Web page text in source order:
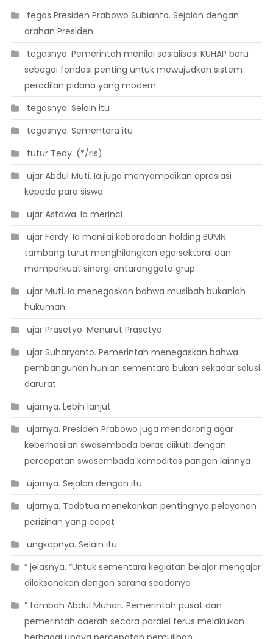
 tegas Presiden Prabowo Subianto. Sejalan dengan
arahan Presiden
 tegasnya. Pemerintah menilai sosialisasi KUHAP baru
sebagai fondasi penting untuk mewujudkan sistem
peradilan pidana yang modern
 tegasnya. Selain itu
 tegasnya. Sementara itu
 tutur Tedy. (*/rls)
 ujar Abdul Muti. Ia juga menyampaikan apresiasi
kepada para siswa
 ujar Astawa. Ia merinci
 ujar Ferdy. Ia menilai keberadaan holding BUMN
tambang turut menghilangkan ego sektoral dan
memperkuat sinergi antaranggota grup
 ujar Muti. Ia menegaskan bahwa musibah bukanlah
hukuman
 ujar Prasetyo. Menurut Prasetyo
 ujar Suharyanto. Pemerintah menegaskan bahwa
pembangunan hunian sementara bukan sekadar solusi
darurat
 ujarnya. Lebih lanjut
 ujarnya. Presiden Prabowo juga mendorong agar
keberhasilan swasembada beras diikuti dengan
percepatan swasembada komoditas pangan lainnya
 ujarnya. Sejalan dengan itu
 ujarnya. Todotua menekankan pentingnya pelayanan
perizinan yang cepat
 ungkapnya. Selain itu
” jelasnya. “Untuk sementara kegiatan belajar mengajar
dilaksanakan dengan sarana seadanya
” tambah Abdul Muhari. Pemerintah pusat dan
pemerintah daerah secara paralel terus melakukan